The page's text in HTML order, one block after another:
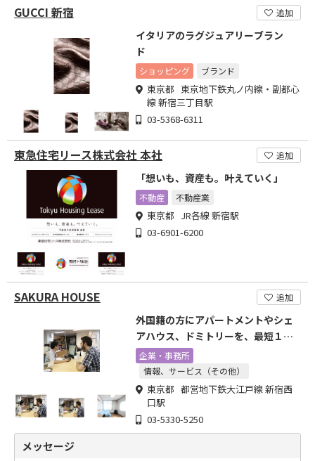
GUCCI 新宿 追加
イタリアのラグジュアリーブラン
ド
ショッピング ブランド
東京都 東京地下鉄丸ノ内線・副都心
線 新宿三丁目駅
03-5368-6311
東急住宅リース株式会社 本社 追加
「想いも、資産も。叶えていく」
不動産 不動産業
東京都 JR各線 新宿駅
03-6901-6200
SAKURA HOUSE 追加
外国籍の方にアパートメントやシェ
アハウス、ドミトリーを、最短１ヶ
月から提供しております。
企業・事務所
情報、サービス（その他）
東京都 都営地下鉄大江戸線 新宿西
口駅
03-5330-5250
メッセージ